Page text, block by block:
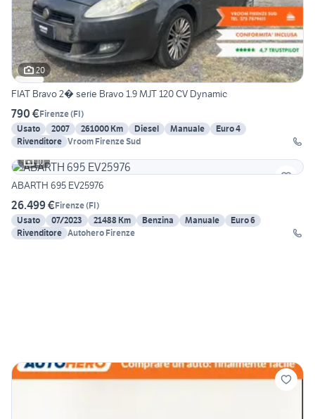
20
FIAT Bravo 2� serie Bravo 1.9 MJT 120 CV Dynamic
790 €Firenze(FI)
Usato
2007 261000 Km Diesel Manuale
Euro 4
Rivenditore Vroom Firenze Sud
10
ABARTH 695 EV25976
26.499 €Firenze(FI)
Usato
07/2023 21488 Km Benzina Manuale
Euro 6
Rivenditore Autohero Firenze